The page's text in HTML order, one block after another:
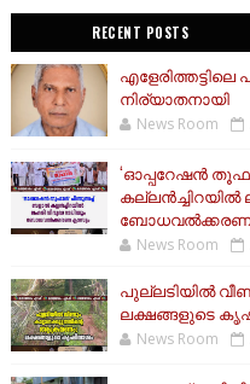
RECENT POSTS
എളേരിത്തട്ടിലെ
നിര്യാതനായി
News Room
‘ഓപ്പറേഷൻ
കല്ലൻച്ചിറയിൽ
News Room
പുല്ലടിയിൽ
ലക്ഷങ്ങളുടെ
News Room